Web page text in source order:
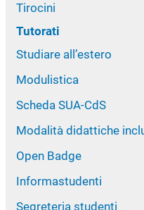
Tirocini
Tutorati
Studiare all’estero
Modulistica
Scheda SUA-CdS
Modalità didattiche
Open Badge
Informastudenti
Segreteria studenti